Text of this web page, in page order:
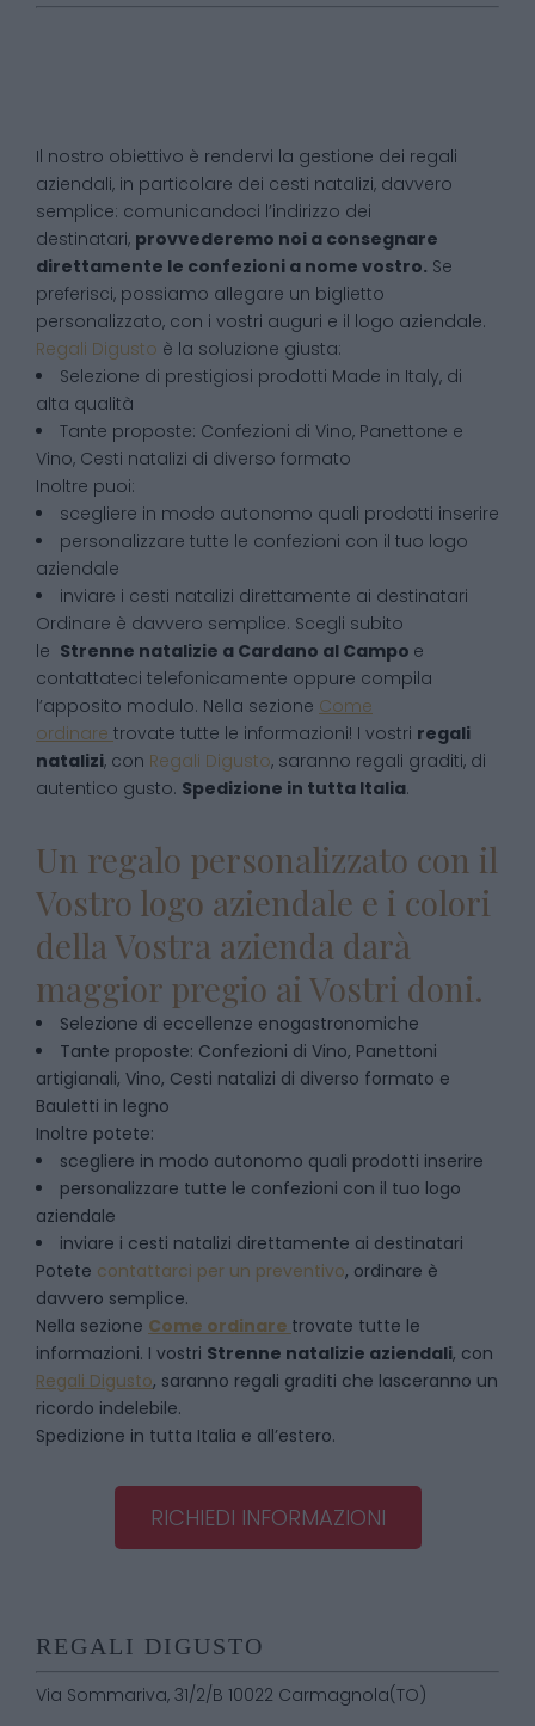
Il nostro obiettivo è rendervi la gestione dei regali
aziendali, in particolare dei cesti natalizi, davvero
semplice: comunicandoci l’indirizzo dei
destinatari, provvederemo noi a consegnare
direttamente le confezioni a nome vostro. Se
preferisci, possiamo allegare un biglietto
personalizzato, con i vostri auguri e il logo aziendale.
Regali Digusto è la soluzione giusta:
Selezione di prestigiosi prodotti Made in Italy, di
alta qualità
Tante proposte: Confezioni di Vino, Panettone e
Vino, Cesti natalizi di diverso formato
Inoltre puoi:
scegliere in modo autonomo quali prodotti inserire
personalizzare tutte le confezioni con il tuo logo
aziendale
inviare i cesti natalizi direttamente ai destinatari
Ordinare è davvero semplice. Scegli subito
le Strenne natalizie a Cardano al Campo e
contattateci telefonicamente oppure compila
l’apposito modulo. Nella sezione Come
ordinare trovate tutte le informazioni! I vostri regali
natalizi, con Regali Digusto, saranno regali graditi, di
autentico gusto. Spedizione in tutta Italia.
Un regalo personalizzato con il
Vostro logo aziendale e i colori
della Vostra azienda darà
maggior pregio ai Vostri doni.
Selezione di eccellenze enogastronomiche
Tante proposte: Confezioni di Vino, Panettoni
artigianali, Vino, Cesti natalizi di diverso formato e
Bauletti in legno
Inoltre potete:
scegliere in modo autonomo quali prodotti inserire
personalizzare tutte le confezioni con il tuo logo
aziendale
inviare i cesti natalizi direttamente ai destinatari
Potete contattarci per un preventivo, ordinare è
davvero semplice.
Nella sezione Come ordinare trovate tutte le
informazioni. I vostri Strenne natalizie aziendali, con
Regali Digusto, saranno regali graditi che lasceranno un
ricordo indelebile.
Spedizione in tutta Italia e all’estero.
RICHIEDI INFORMAZIONI
REGALI DIGUSTO
Via Sommariva, 31/2/B 10022 Carmagnola(TO)